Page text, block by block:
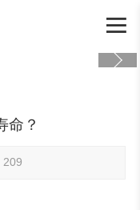

命？